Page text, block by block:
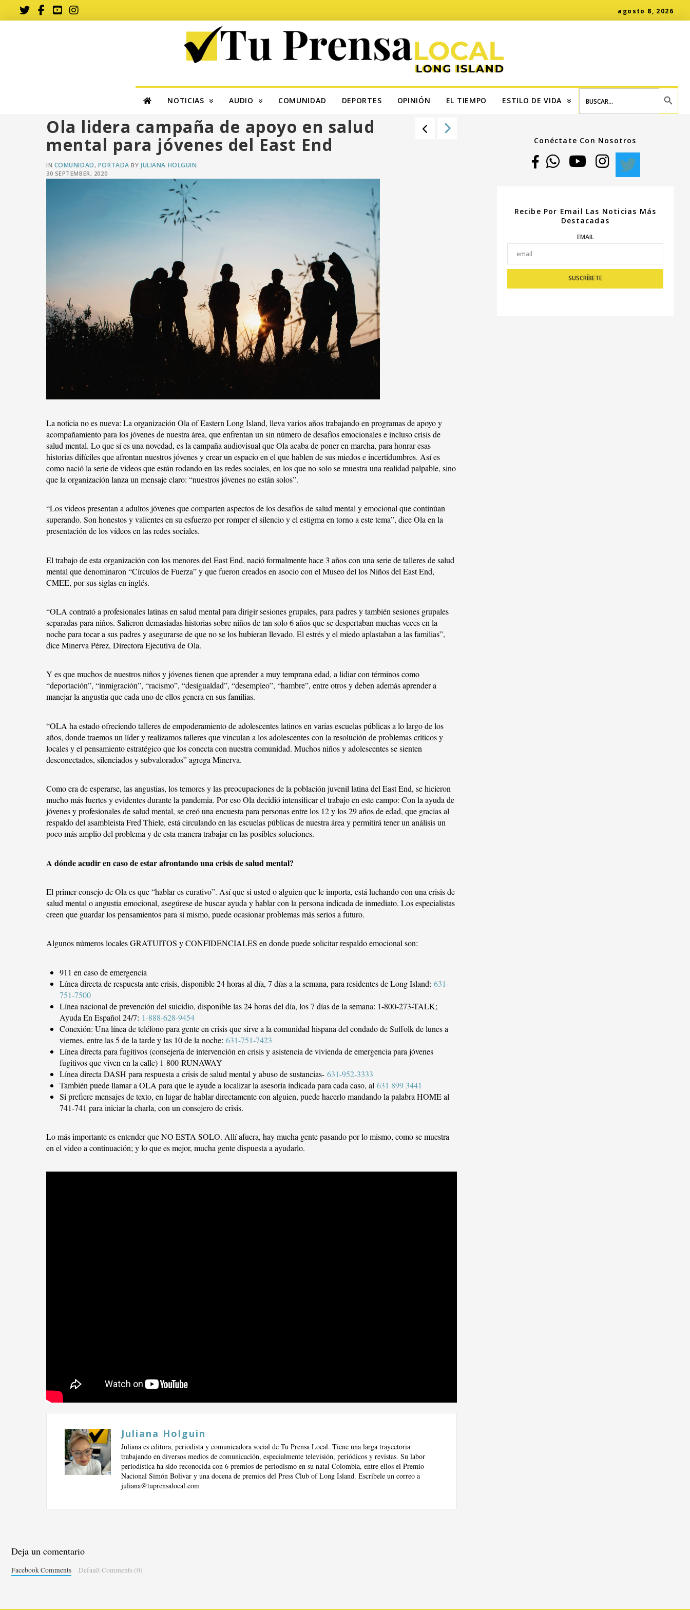
agosto 8, 2026
NOTICIAS AUDIO COMUNIDAD DEPORTES OPINIÓN EL TIEMPO ESTILO DE VIDA
Search
for:
SEARCH
Ola lidera campaña de apoyo en salud
mental para jóvenes del East End
IN COMUNIDAD , PORTADA BYJULIANA HOLGUIN
30 SEPTEMBER, 2020
La noticia no es nueva: La organización Ola of Eastern Long Island, lleva varios años trabajando en programas de apoyo y
acompañamiento para los jóvenes de nuestra área, que enfrentan un sin número de desafíos emocionales e incluso crisis de
salud mental. Lo que sí es una novedad, es la campaña audiovisual que Ola acaba de poner en marcha, para honrar esas
historias difíciles que afrontan nuestros jóvenes y crear un espacio en el que hablen de sus miedos e incertidumbres. Así es
como nació la serie de videos que están rodando en las redes sociales, en los que no solo se muestra una realidad palpable, sino
que la organización lanza un mensaje claro: “nuestros jóvenes no están solos”.
“Los videos presentan a adultos jóvenes que comparten aspectos de los desafíos de salud mental y emocional que continúan
superando. Son honestos y valientes en su esfuerzo por romper el silencio y el estigma en torno a este tema”, dice Ola en la
presentación de los vídeos en las redes sociales.
El trabajo de esta organización con los menores del East End, nació formalmente hace 3 años con una serie de talleres de salud
mental que denominaron “Círculos de Fuerza” y que fueron creados en asocio con el Museo del los Niños del East End,
CMEE, por sus siglas en inglés.
“OLA contrató a profesionales latinas en salud mental para dirigir sesiones grupales, para padres y también sesiones grupales
separadas para niños. Salieron demasiadas historias sobre niños de tan solo 6 años que se despertaban muchas veces en la
noche para tocar a sus padres y asegurarse de que no se los hubieran llevado. El estrés y el miedo aplastaban a las familias”,
dice Minerva Pérez, Directora Ejecutiva de Ola.
Y es que muchos de nuestros niños y jóvenes tienen que aprender a muy temprana edad, a lidiar con términos como
“deportación”, “inmigración”, “racismo”, “desigualdad”, “desempleo”, “hambre”, entre otros y deben además aprender a
manejar la angustia que cada uno de ellos genera en sus familias.
“OLA ha estado ofreciendo talleres de empoderamiento de adolescentes latinos en varias escuelas públicas a lo largo de los
años, donde traemos un líder y realizamos talleres que vinculan a los adolescentes con la resolución de problemas críticos y
locales y el pensamiento estratégico que los conecta con nuestra comunidad. Muchos niños y adolescentes se sienten
desconectados, silenciados y subvalorados” agrega Minerva.
Como era de esperarse, las angustias, los temores y las preocupaciones de la población juvenil latina del East End, se hicieron
mucho más fuertes y evidentes durante la pandemia. Por eso Ola decidió intensificar el trabajo en este campo: Con la ayuda de
jóvenes y profesionales de salud mental, se creó una encuesta para personas entre los 12 y los 29 años de edad, que gracias al
respaldo del asambleista Fred Thiele, está circulando en las escuelas públicas de nuestra área y permitirá tener un análisis un
poco más amplio del problema y de esta manera trabajar en las posibles soluciones.
A dónde acudir en caso de estar afrontando una crisis de salud mental?
El primer consejo de Ola es que “hablar es curativo”. Así que si usted o alguien que le importa, está luchando con una crisis de
salud mental o angustia emocional, asegúrese de buscar ayuda y hablar con la persona indicada de inmediato. Los especialistas
creen que guardar los pensamientos para sí mismo, puede ocasionar problemas más serios a futuro.
Algunos números locales GRATUITOS y CONFIDENCIALES en donde puede solicitar respaldo emocional son:
911 en caso de emergencia
Línea directa de respuesta ante crisis, disponible 24 horas al día, 7 días a la semana, para residentes de Long Island:631-
751-7500
Línea nacional de prevención del suicidio, disponible las 24 horas del día, los 7 días de la semana: 1-800-273-TALK;
Ayuda En Español 24/7: 1-888-628-9454
Conexión: Una línea de teléfono para gente en crisis que sirve a la comunidad hispana del condado de Suffolk de lunes a
viernes, entre las 5 de la tarde y las 10 de la noche:631-751-7423
Línea directa para fugitivos (consejería de intervención en crisis y asistencia de vivienda de emergencia para jóvenes
fugitivos que viven en la calle) 1-800-RUNAWAY
Línea directa DASH para respuesta a crisis de salud mental y abuso de sustancias-631-952-3333
También puede llamar a OLA para que le ayude a localizar la asesoría indicada para cada caso, al631 899 3441
Si prefiere mensajes de texto, en lugar de hablar directamente con alguien, puede hacerlo mandando la palabra HOME al
741-741 para iniciar la charla, con un consejero de crisis.
Lo más importante es entender que NO ESTA SOLO. Allí afuera, hay mucha gente pasando por lo mismo, como se muestra
en el video a continuación; y lo que es mejor, mucha gente dispuesta a ayudarlo.
Juliana Holguin
Juliana es editora, periodista y comunicadora social de Tu Prensa Local. Tiene una larga trayectoria
trabajando en diversos medios de comunicación, especialmente televisión, periódicos y revistas. Su labor
periodística ha sido reconocida con 6 premios de periodismo en su natal Colombia, entre ellos el Premio
Nacional Simón Bolívar y una docena de premios del Press Club of Long Island. Escríbele un correo a
juliana@tuprensalocal.com
Deja un comentario
Facebook Comments Default Comments (0)
Conéctate Con Nosotros
Recibe Por Email Las Noticias Más
Destacadas
EMAIL